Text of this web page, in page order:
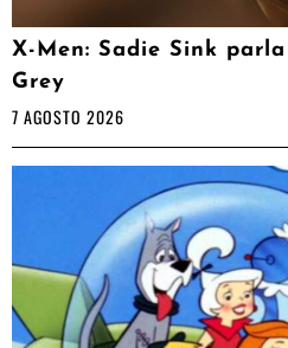
X-Men: Sadie Sink
Grey
7 AGOSTO 2026